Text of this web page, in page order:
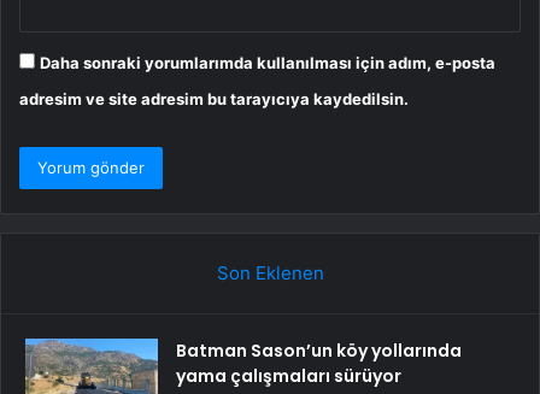
Daha sonraki yorumlarımda kullanılması için adım, e-posta
adresim ve site adresim bu tarayıcıya kaydedilsin.
Son Eklenen
Batman Sason’un köy yollarında
yama çalışmaları sürüyor